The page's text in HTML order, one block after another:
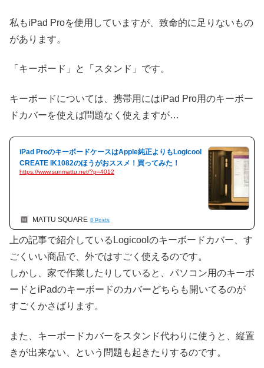
私もiPad Proを使用していますが、致命的に足りないもの
があります。
「キーボード」と「スタンド」です。
キーボードについては、携帯用にはiPad Pro用のキーボー
ドカバーを使えば問題なく使えますが…
iPad ProのキーボードケースはApple純正よりもLogicool
CREATE iK1082のほうがおススメ！買ってみた！
https://www.sunmattu.net/?p=4012
MATTU SQUARE 8 Posts
上の記事で紹介しているLogicoolのキーボードカバー、す
ごくいい商品で、外ではすごく使えるのです。
しかし、家で作業したりしていると、パソコン用のキーボ
ードとiPadのキーボードのカバーどちらも開いてるのが
すごくかさばります。
また、キーボードカバーをスタンド代わりに使うと、縦置
きが出来ない、という問題も起きたりするのです。